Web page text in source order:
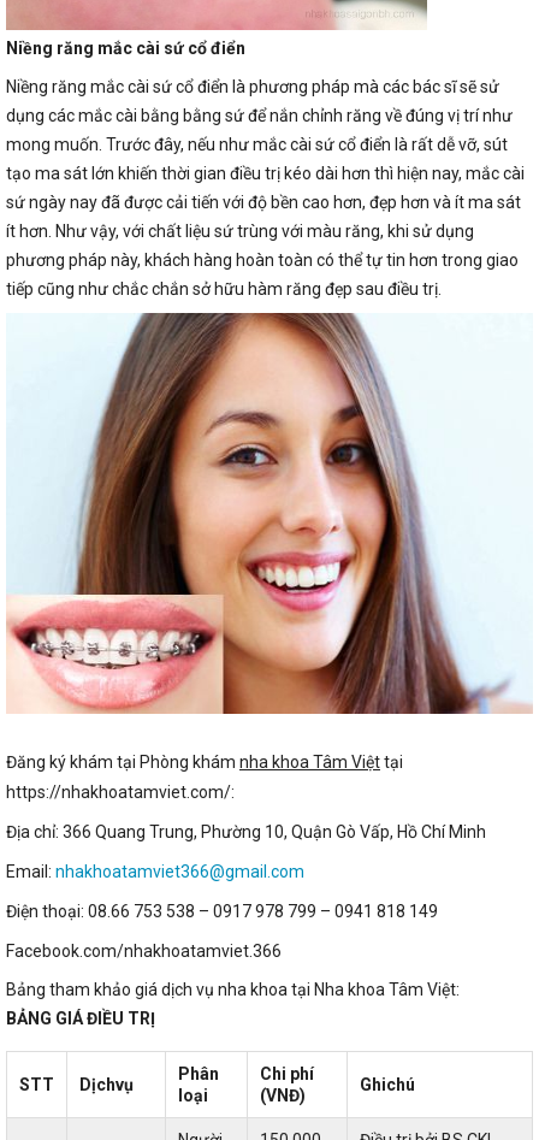
Niềng răng mắc cài sứ cổ điển
Niềng răng mắc cài sứ cổ điển là phương pháp mà các bác sĩ sẽ sử
dụng các mắc cài bằng bằng sứ để nắn chỉnh răng về đúng vị trí như
mong muốn. Trước đây, nếu như mắc cài sứ cổ điển là rất dễ vỡ, sút
tạo ma sát lớn khiến thời gian điều trị kéo dài hơn thì hiện nay, mắc cài
sứ ngày nay đã được cải tiến với độ bền cao hơn, đẹp hơn và ít ma sát
ít hơn. Như vậy, với chất liệu sứ trùng với màu răng, khi sử dụng
phương pháp này, khách hàng hoàn toàn có thể tự tin hơn trong giao
tiếp cũng như chắc chắn sở hữu hàm răng đẹp sau điều trị.
Đăng ký khám tại Phòng khám nha khoa Tâm Việttại
https://nhakhoatamviet.com/:
Địa chỉ: 366 Quang Trung, Phường 10, Quận Gò Vấp, Hồ Chí Minh
Email: nhakhoatamviet366@gmail.com
Điện thoại: 08.66 753 538 – 0917 978 799 – 0941 818 149
Facebook.com/nhakhoatamviet.366
Bảng tham khảo giá dịch vụ nha khoa tại Nha khoa Tâm Việt:
BẢNG GIÁ ĐIỀU TRỊ
STT Dịchvụ
Phân
loại
Chi phí
(VNĐ)
Ghichú